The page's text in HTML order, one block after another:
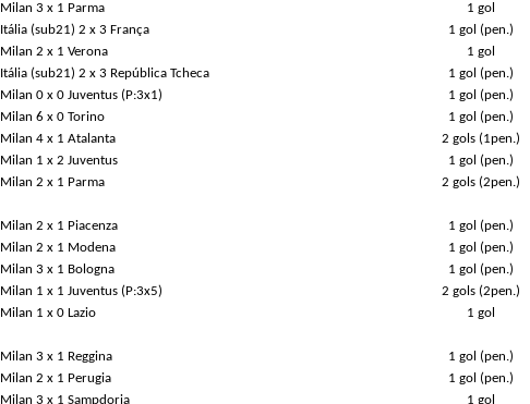
Milan 3 x 1 Parma
Itália (sub21) 2 x 3 França
Milan 2 x 1 Verona
Itália (sub21) 2 x 3 República Tcheca
Milan 0 x 0 Juventus (P:3x1)
Milan 6 x 0 Torino
Milan 4 x 1 Atalanta
Milan 1 x 2 Juventus
Milan 2 x 1 Parma
Milan 2 x 1 Piacenza
Milan 2 x 1 Modena
Milan 3 x 1 Bologna
Milan 1 x 1 Juventus (P:3x5)
Milan 1 x 0 Lazio
Milan 3 x 1 Reggina
Milan 2 x 1 Perugia
Milan 3 x 1 Sampdoria
1 gol
1 gol (pen.)
1 gol
1 gol (pen.)
1 gol (pen.)
1 gol (pen.)
2 gols (1pen.)
1 gol (pen.)
2 gols (2pen.)
1 gol (pen.)
1 gol (pen.)
1 gol (pen.)
2 gols (2pen.)
1 gol
1 gol (pen.)
1 gol (pen.)
1 gol